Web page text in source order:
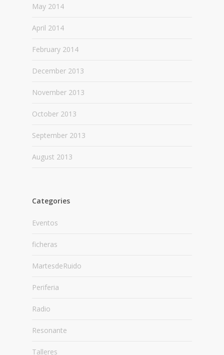
May 2014
April 2014
February 2014
December 2013
November 2013
October 2013
September 2013
August 2013
Categories
Eventos
ficheras
MartesdeRuido
Periferia
Radio
Resonante
Talleres